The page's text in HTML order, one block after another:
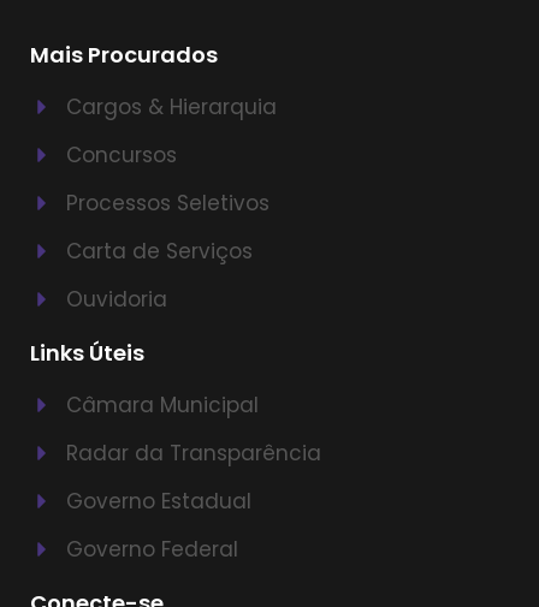
Mais Procurados
Cargos & Hierarquia
Concursos
Processos Seletivos
Carta de Serviços
Ouvidoria
Links Úteis
Câmara Municipal
Radar da Transparência
Governo Estadual
Governo Federal